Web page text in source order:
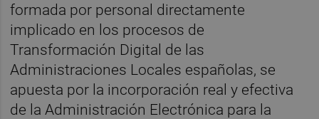
formada por personal directamente
implicado en los procesos de
Transformación Digital de las
Administraciones Locales españolas, se
apuesta por la incorporación real y efectiva
de la Administración Electrónica para la